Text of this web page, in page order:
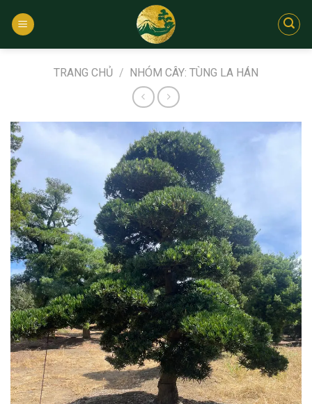
qua
TRANG CHỦ / NHÓM CÂY: TÙNG LA HÁN